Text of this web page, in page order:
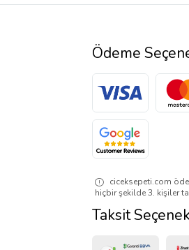
Ödeme
ciceksepeti.com
hiçbir şekilde 3. kişiler
Taksit